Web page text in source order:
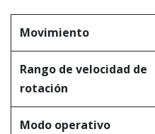
Movimiento
Rango de velocidad de
rotación
Modo operativo